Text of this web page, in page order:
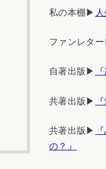
私の本棚▶︎
ファンレタ
自著出版▶︎
共著出版▶︎
共著出版▶︎
の？』